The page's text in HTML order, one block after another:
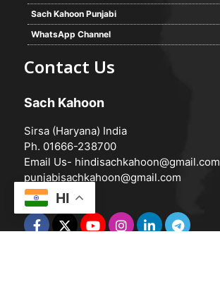
Sach Kahoon Punjabi
WhatsApp Channel
Contact Us
Sach Kahoon
Sirsa (Haryana) India
Ph. 01666-238700
Email Us- hindisachkahoon@gmail.com
punjabisachkahoon@gmail.com
HI